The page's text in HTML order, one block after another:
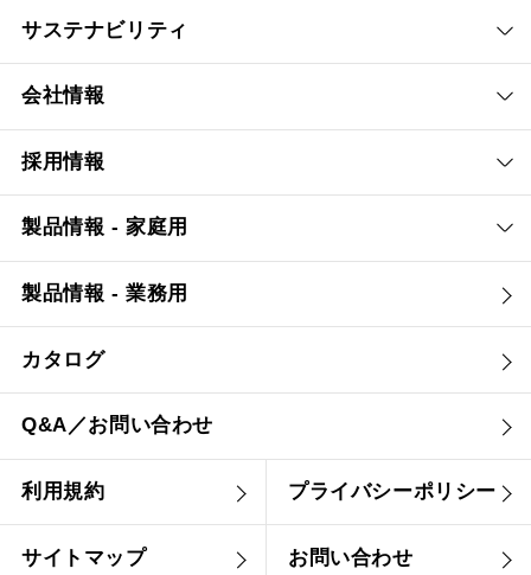
サステナビリティ
会社情報
採用情報
製品情報 - 家庭用
製品情報 - 業務用
カタログ
Q&A／お問い合わせ
利用規約 プライバシーポリシー
サイトマップ お問い合わせ